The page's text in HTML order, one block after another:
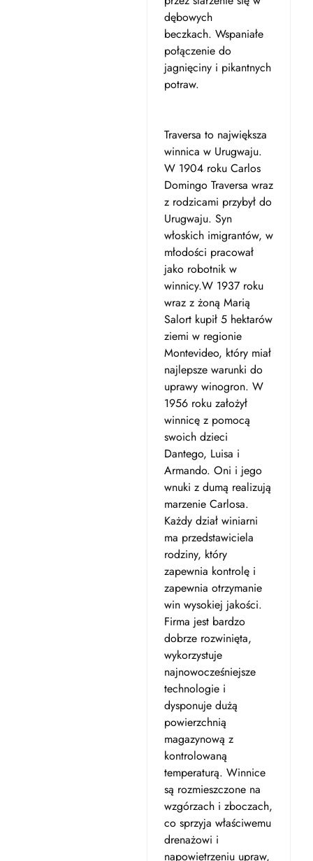
dębowych
beczkach. Wspaniałe
połączenie do
jagnięciny i pikantnych
potraw.
Traversa to największa
winnica w Urugwaju.
W 1904 roku Carlos
Domingo Traversa wraz
z rodzicami przybył do
Urugwaju. Syn
włoskich imigrantów, w
młodości pracował
jako robotnik w
winnicy.W 1937 roku
wraz z żoną Marią
Salort kupił 5 hektarów
ziemi w regionie
Montevideo, który miał
najlepsze warunki do
uprawy winogron. W
1956 roku założył
winnicę z pomocą
swoich dzieci
Dantego, Luisa i
Armando. Oni i jego
wnuki z dumą realizują
marzenie Carlosa.
Każdy dział winiarni
ma przedstawiciela
rodziny, który
zapewnia kontrolę i
zapewnia otrzymanie
win wysokiej jakości.
Firma jest bardzo
dobrze rozwinięta,
wykorzystuje
najnowocześniejsze
technologie i
dysponuje dużą
powierzchnią
magazynową z
kontrolowaną
temperaturą. Winnice
są rozmieszczone na
wzgórzach i zboczach,
co sprzyja właściwemu
drenażowi i
napowietrzeniu upraw,